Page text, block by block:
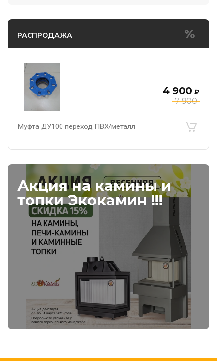
РАСПРОДАЖА
7 900
4 900 ₽
Муфта ДУ100 переход ПВХ/металл
Акция на камины и
топки Экокамин !!!